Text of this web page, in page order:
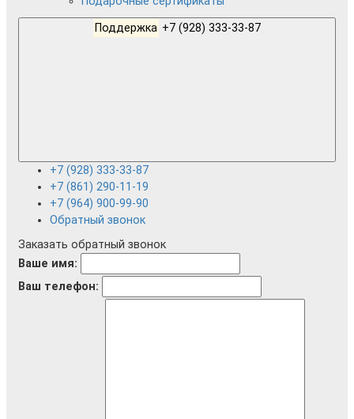
Поддержка
+7 (928) 333-33-87
+7 (861) 290-11-19
+7 (964) 900-99-90
Обратный звонок
Заказать обратный звонок
Ваше имя:
Ваш телефон: